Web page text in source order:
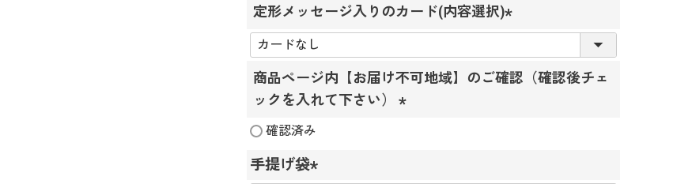
定形メッセージ入りのカード(内容選択)
必
須
商品ページ内【お届け不可地域】のご確認（確認後チェ
ックを入れて下さい）
確認済み
手提げ袋